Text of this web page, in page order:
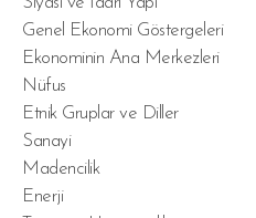
Genel Ekonomi Göstergeleri
Ekonominin Ana Merkezleri
Nüfus
Etnik Gruplar ve Diller
Sanayi
Madencilik
Enerji